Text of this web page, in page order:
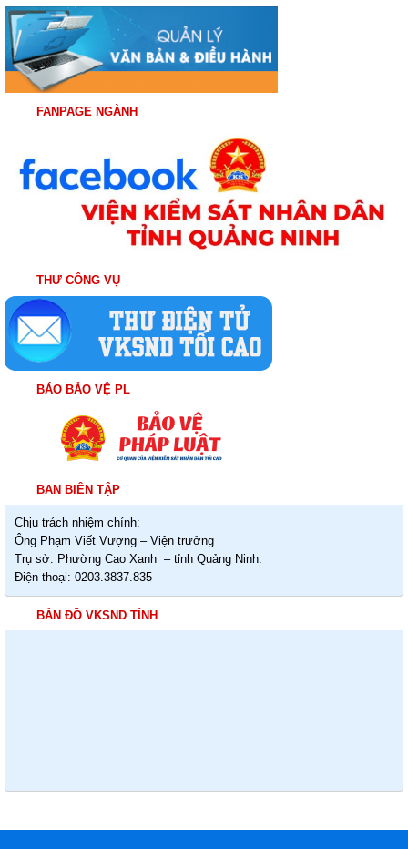
FANPAGE NGÀNH
THƯ CÔNG VỤ
BÁO BẢO VỆ PL
BAN BIÊN TẬP
Chịu trách nhiệm chính:
Ông Phạm Viết Vượng – Viện trưởng
Trụ sở: Phường Cao Xanh – tỉnh Quảng Ninh.
Điện thoại: 0203.3837.835
BẢN ĐỒ VKSND TỈNH